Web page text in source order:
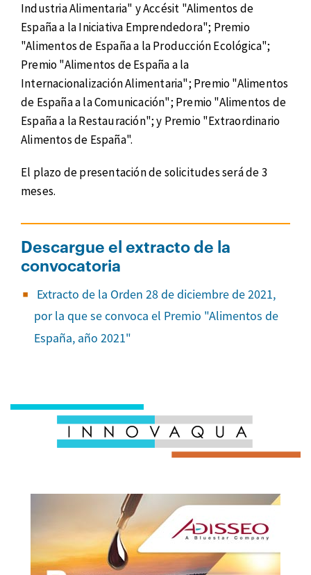
Industria Alimentaria" y Accésit "Alimentos de
España a la Iniciativa Emprendedora"; Premio
"Alimentos de España a la Producción Ecológica";
Premio "Alimentos de España a la
Internacionalización Alimentaria"; Premio "Alimentos
de España a la Comunicación"; Premio "Alimentos de
España a la Restauración"; y Premio "Extraordinario
Alimentos de España".
El plazo de presentación de solicitudes será de 3
meses.
Descargue el extracto de la
convocatoria
Extracto de la Orden 28 de diciembre de 2021,
por la que se convoca el Premio "Alimentos de
España, año 2021"